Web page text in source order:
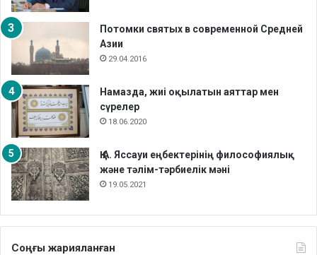
Потомки святых в современной Средней
Азии
29.04.2016
Намазда, жиі оқылатын аяттар мен
сүрелер
18.06.2020
Қ.А. Яссауи еңбектерінің философиялық
және тәлім-тәрбиелік мәні
19.05.2021
Соңғы жарияланған